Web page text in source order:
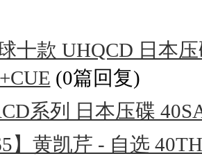
十款 UHQCD 日本
(0篇回复)
系列 日本压碟
】黄凯芹 - 自选